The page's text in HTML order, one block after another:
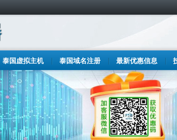
泰国虚拟主机 泰国域名注册 最新优惠信息